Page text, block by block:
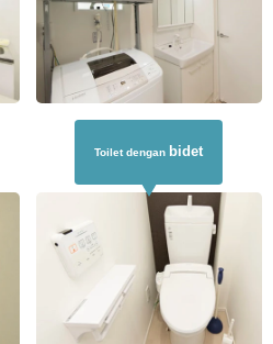
Toilet dengan bidet